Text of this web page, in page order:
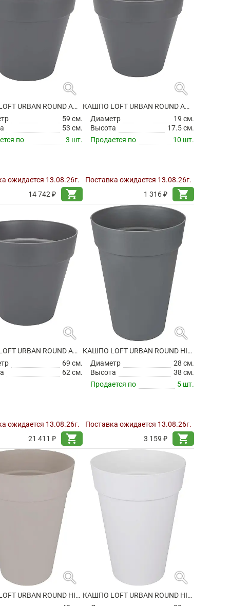
search
КАШПО LOFT URBAN ROUND ANTHRACITE НА КОЛЕСИКАХ
59 см.
53 см.
по
3 шт.
ожидается 13.08.26г.
14 742 ₽
shopping_cart
search
КАШПО LOFT URBAN ROUND ANTHRACITE
Диаметр
19 см.
Высота
17.5 см.
Продается по
10 шт.
Поставка ожидается 13.08.26г.
1 316 ₽
shopping_cart
search
КАШПО LOFT URBAN ROUND ANTHRACITE
69 см.
62 см.
ожидается 13.08.26г.
21 411 ₽
shopping_cart
search
КАШПО LOFT URBAN ROUND HIGH ANTHRACITE
Диаметр
28 см.
Высота
38 см.
Продается по
5 шт.
Поставка ожидается 13.08.26г.
3 159 ₽
shopping_cart
search
КАШПО LOFT URBAN ROUND HIGH WARM GREY
search
КАШПО LOFT URBAN ROUND HIGH WHITE